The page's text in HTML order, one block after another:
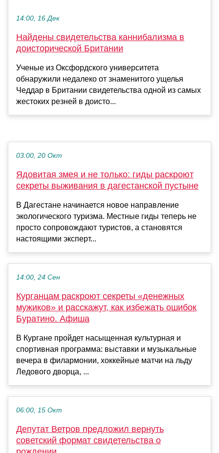
14:00, 16 Дек
Найдены свидетельства каннибализма в
доисторической Британии
Ученые из Оксфордского университета
обнаружили недалеко от знаменитого ущелья
Чеддар в Британии свидетельства одной из самых
жестоких резней в доисто...
03:00, 20 Окт
Ядовитая змея и не только: гиды раскроют
секреты выживания в дагестанской пустыне
В Дагестане начинается новое направление
экологического туризма. Местные гиды теперь не
просто сопровождают туристов, а становятся
настоящими эксперт...
14:00, 24 Сен
Курганцам раскроют секреты «денежных
мужиков» и расскажут, как избежать ошибок
Буратино. Афиша
В Кургане пройдет насыщенная культурная и
спортивная программа: выставки и музыкальные
вечера в филармонии, хоккейные матчи на льду
Ледового дворца, ...
06:00, 15 Окт
Депутат Ветров предложил вернуть
советский формат свидетельства о